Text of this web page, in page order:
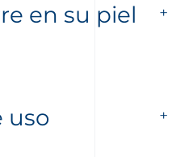
en su piel
uso